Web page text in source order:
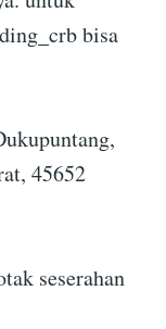
bisa
45652
seserahan